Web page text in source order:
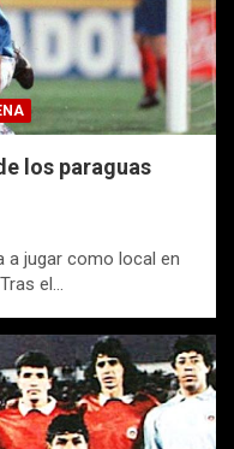
los paraguas
a jugar como local en
el…